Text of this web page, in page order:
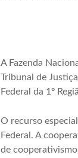
A Fazenda
Tribunal de
Federal da 1º
O recurso
Federal. A
de